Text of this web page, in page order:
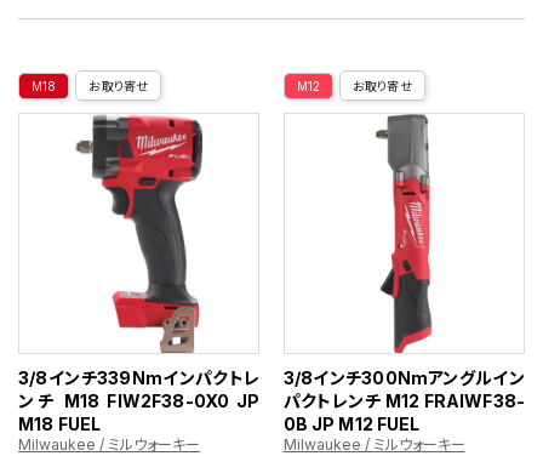
M18 お取り寄せ
3/8インチ339Nmインパクトレ
ンチ M18 FIW2F38-0X0 JP
M18 FUEL
Milwaukee / ミルウォーキー
M12 お取り寄せ
3/8インチ300Nmアングルイン
パクトレンチ M12 FRAIWF38-
0B JP M12 FUEL
Milwaukee / ミルウォーキー